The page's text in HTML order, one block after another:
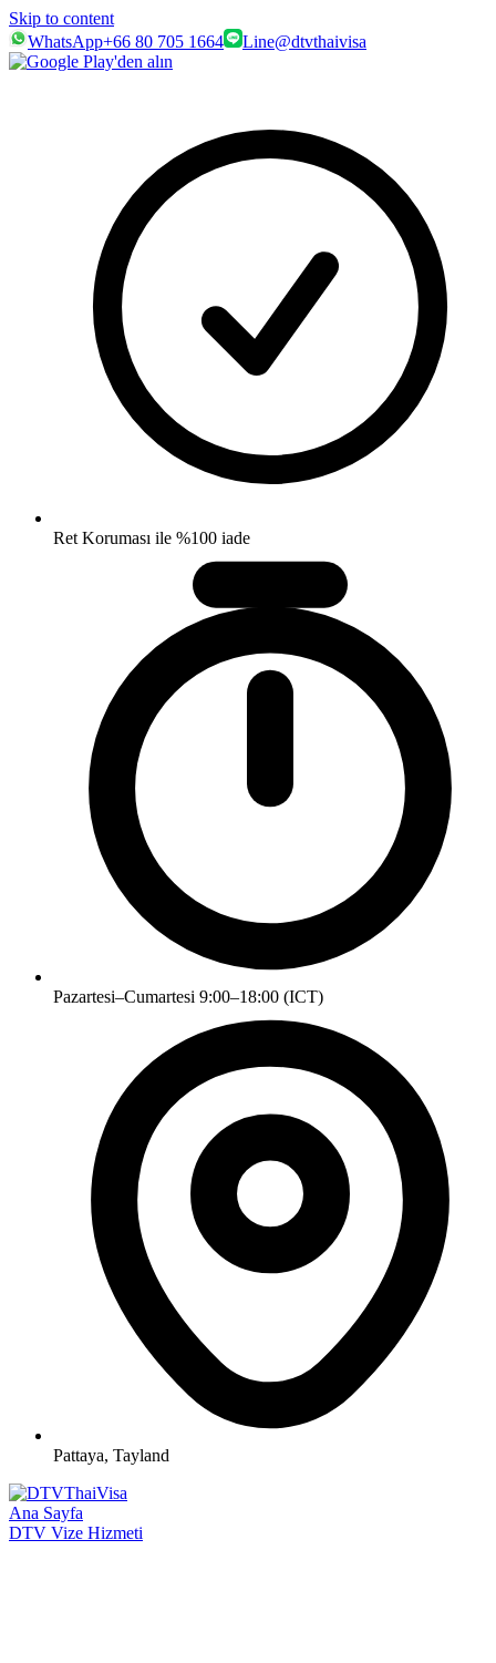
Skip to content
WhatsApp+66 80 705 1664 Line@dtvthaivisa
Ret Koruması ile %100 iade
Pazartesi–Cumartesi 9:00–18:00 (ICT)
Pattaya, Tayland
Ana Sayfa
DTV Vize Hizmeti